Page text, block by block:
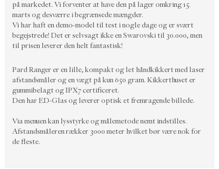
på markedet. Vi forventer at have den på lager omkring 15.
marts og desværre i begrænsede mængder.
Vi har haft en demo-model til test i nogle dage og er svært
begejstrede! Det er selvsagt ikke en Swarovski til 30.000, men
til prisen leverer den helt fantastisk!
Pard Ranger er en lille, kompakt og let håndkikkert med laser
afstandsmåler og en vægt på kun 650 gram. Kikkerthuset er
gummibelagt og IPX7 certificeret.
Den har ED-Glas og leverer optisk et fremragende billede.
Via menuen kan lysstyrke og målemetode nemt indstilles.
Afstandsmåleren rækker 3000 meter hvilket bør være nok for
de fleste.